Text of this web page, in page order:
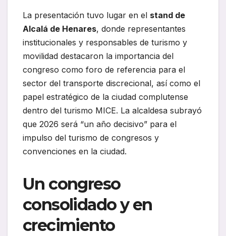
La presentación tuvo lugar en el stand de
Alcalá de Henares, donde representantes
institucionales y responsables de turismo y
movilidad destacaron la importancia del
congreso como foro de referencia para el
sector del transporte discrecional, así como el
papel estratégico de la ciudad complutense
dentro del turismo MICE. La alcaldesa subrayó
que 2026 será “un año decisivo” para el
impulso del turismo de congresos y
convenciones en la ciudad.
Un congreso
consolidado y en
crecimiento